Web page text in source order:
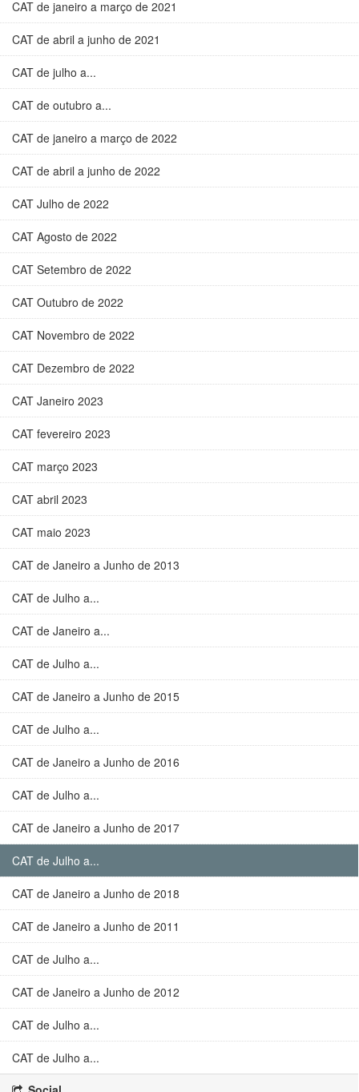
CAT de janeiro a março de 2021
CAT de abril a junho de 2021
CAT de julho a...
CAT de outubro a...
CAT de janeiro a março de 2022
CAT de abril a junho de 2022
CAT Julho de 2022
CAT Agosto de 2022
CAT Setembro de 2022
CAT Outubro de 2022
CAT Novembro de 2022
CAT Dezembro de 2022
CAT Janeiro 2023
CAT fevereiro 2023
CAT março 2023
CAT abril 2023
CAT maio 2023
CAT de Janeiro a Junho de 2013
CAT de Julho a...
CAT de Janeiro a...
CAT de Julho a...
CAT de Janeiro a Junho de 2015
CAT de Julho a...
CAT de Janeiro a Junho de 2016
CAT de Julho a...
CAT de Janeiro a Junho de 2017
CAT de Julho a...
CAT de Janeiro a Junho de 2018
CAT de Janeiro a Junho de 2011
CAT de Julho a...
CAT de Janeiro a Junho de 2012
CAT de Julho a...
CAT de Julho a...